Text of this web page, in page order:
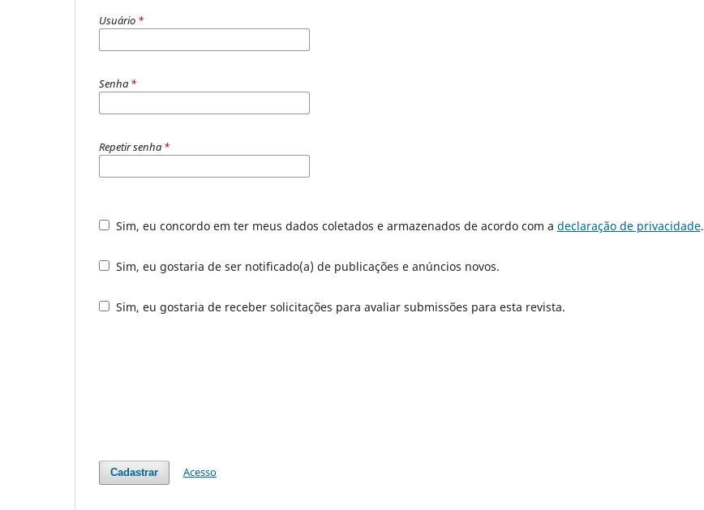
Usuário *
Senha *
Repetir senha *
Sim, eu concordo em ter meus dados coletados e armazenados de acordo com a declaração de privacidade.
Sim, eu gostaria de ser notificado(a) de publicações e anúncios novos.
Sim, eu gostaria de receber solicitações para avaliar submissões para esta revista.
Cadastrar Acesso